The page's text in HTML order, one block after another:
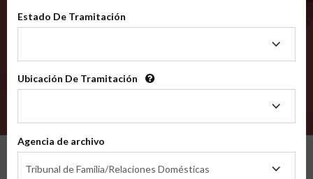
Estado De Tramitación
Tramitación
Ubicación De Tramitación
Tramitación
Agencia de archivo
Tribunal de Familia/Relaciones Domésticas
de